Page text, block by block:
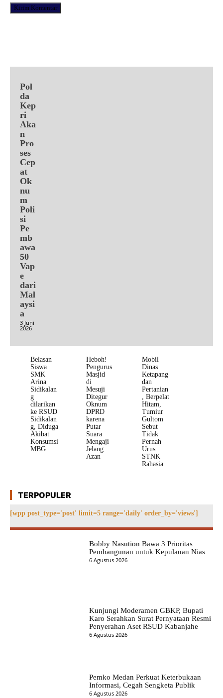
Pol
da
Kep
ri
Aka
n
Pro
ses
Cep
at
Ok
nu
m
Poli
si
Pe
mb
awa
50
Vap
e
dari
Mal
aysi
a
3 Juni
2026
Belasan
Siswa
SMK
Arina
Sidikalan
g
dilarikan
ke RSUD
Sidikalan
g, Diduga
Akibat
Konsumsi
MBG
Heboh!
Pengurus
Masjid
di
Mesuji
Ditegur
Oknum
DPRD
karena
Putar
Suara
Mengaji
Jelang
Azan
Mobil
Dinas
Ketapang
dan
Pertanian
, Berpelat
Hitam,
Tumiur
Gultom
Sebut
Tidak
Pernah
Urus
STNK
Rahasia
TERPOPULER
[wpp post_type='post' limit=5 range='daily' order_by='views']
Bobby Nasution Bawa 3 Prioritas
Pembangunan untuk Kepulauan Nias
6 Agustus 2026
Kunjungi Moderamen GBKP, Bupati
Karo Serahkan Surat Pernyataan Resmi
Penyerahan Aset RSUD Kabanjahe
6 Agustus 2026
Pemko Medan Perkuat Keterbukaan
Informasi, Cegah Sengketa Publik
6 Agustus 2026